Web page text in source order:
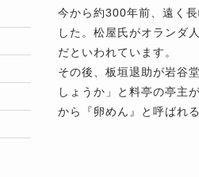
今から約300年前、遠く
した。松屋氏がオランダ
だといわれています。
その後、板垣退助が岩谷
しょうか」と料亭の亭主
から『卵めん』と呼ばれ